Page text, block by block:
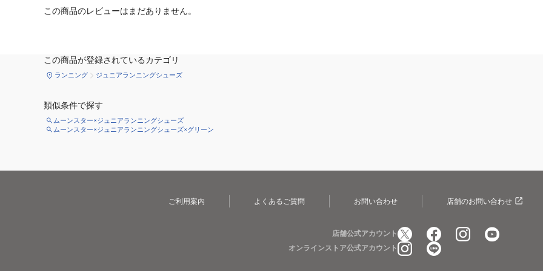
この商品のレビューはまだありません。
この商品が登録されているカテゴリ
ランニング ジュニアランニングシューズ
類似条件で探す
ムーンスター×ジュニアランニングシューズ
ムーンスター×ジュニアランニングシューズ×グリーン
ご利用案内 よくあるご質問 お問い合わせ 店舗のお問い合わせ
店舗公式アカウント
オンラインストア公式アカウント